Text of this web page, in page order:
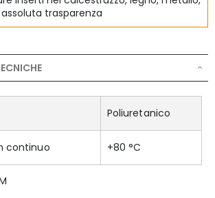
trasparenza
Poliuretanico
continuo +80 °C